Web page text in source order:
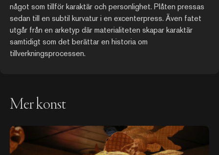
något som tillför karaktär och personlighet. Plåten pressas
sedan till en subtil kurvatur i en excenterpress. Även fatet
utgår från en arketyp där materialiteten skapar karaktär
samtidigt som det berättar en historia om
tillverkningsprocessen.
Mer konst